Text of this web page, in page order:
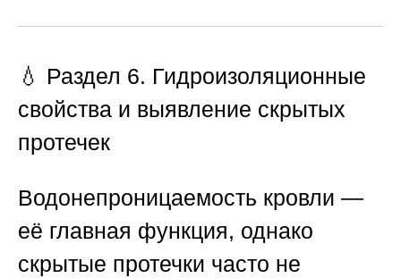
💧 Раздел 6. Гидроизоляционные
свойства и выявление скрытых
протечек
Водонепроницаемость кровли —
её главная функция, однако
скрытые протечки часто не